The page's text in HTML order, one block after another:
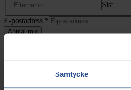
Samtycke
Sist
*
Namn
E-
E-postadress *
Anmäl mig